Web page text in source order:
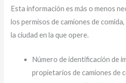
Esta información es más o menos
los permisos de camiones de
la ciudad en la que opere.
Número de identificación de
propietarios de camiones de